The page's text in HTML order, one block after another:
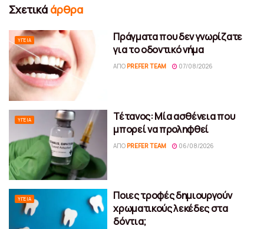
Σχετικά άρθρα
ΥΓΕΊΑ
Πράγματα που δεν γνωρίζατε
για το οδοντικό νήμα
ΑΠΌ PREFER TEAM 07/08/2026
ΥΓΕΊΑ
Τέτανος: Μία ασθένεια που
μπορεί να προληφθεί
ΑΠΌ PREFER TEAM 06/08/2026
ΥΓΕΊΑ
Ποιες τροφές δημιουργούν
χρωματικούς λεκέδες στα
δόντια;